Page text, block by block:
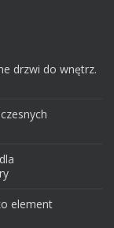
drzwi do wnętrz.
element